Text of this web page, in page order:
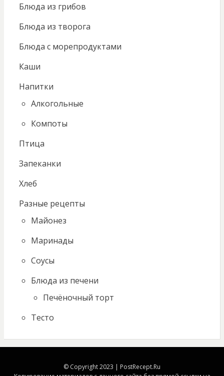
Блюда из грибов
Блюда из творога
Блюда с морепродуктами
Каши
Напитки
Алкогольные
Компоты
Птица
Запеканки
Хлеб
Разные рецепты
Майонез
Маринады
Соусы
Блюда из печени
Печёночный торт
Тесто
© Copyright 2023 | PostRecept.Ru